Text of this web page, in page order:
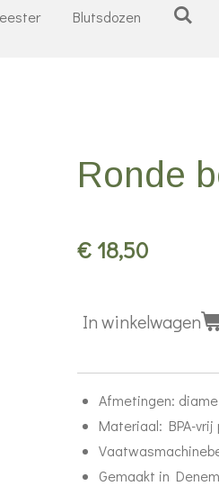
Blutsdozen
Ronde
€ 18,50
In winkelwagen
Afmetingen:
Materiaal: BPA-vrij
Gemaakt in